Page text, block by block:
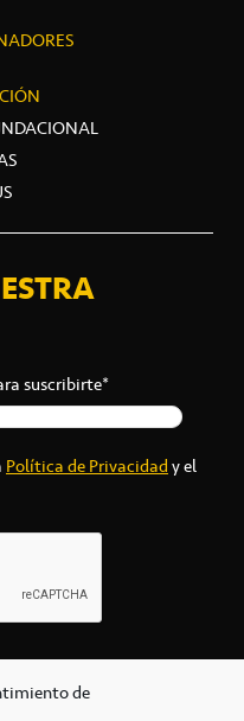
de
suscribirte*
Política de Privacidady el